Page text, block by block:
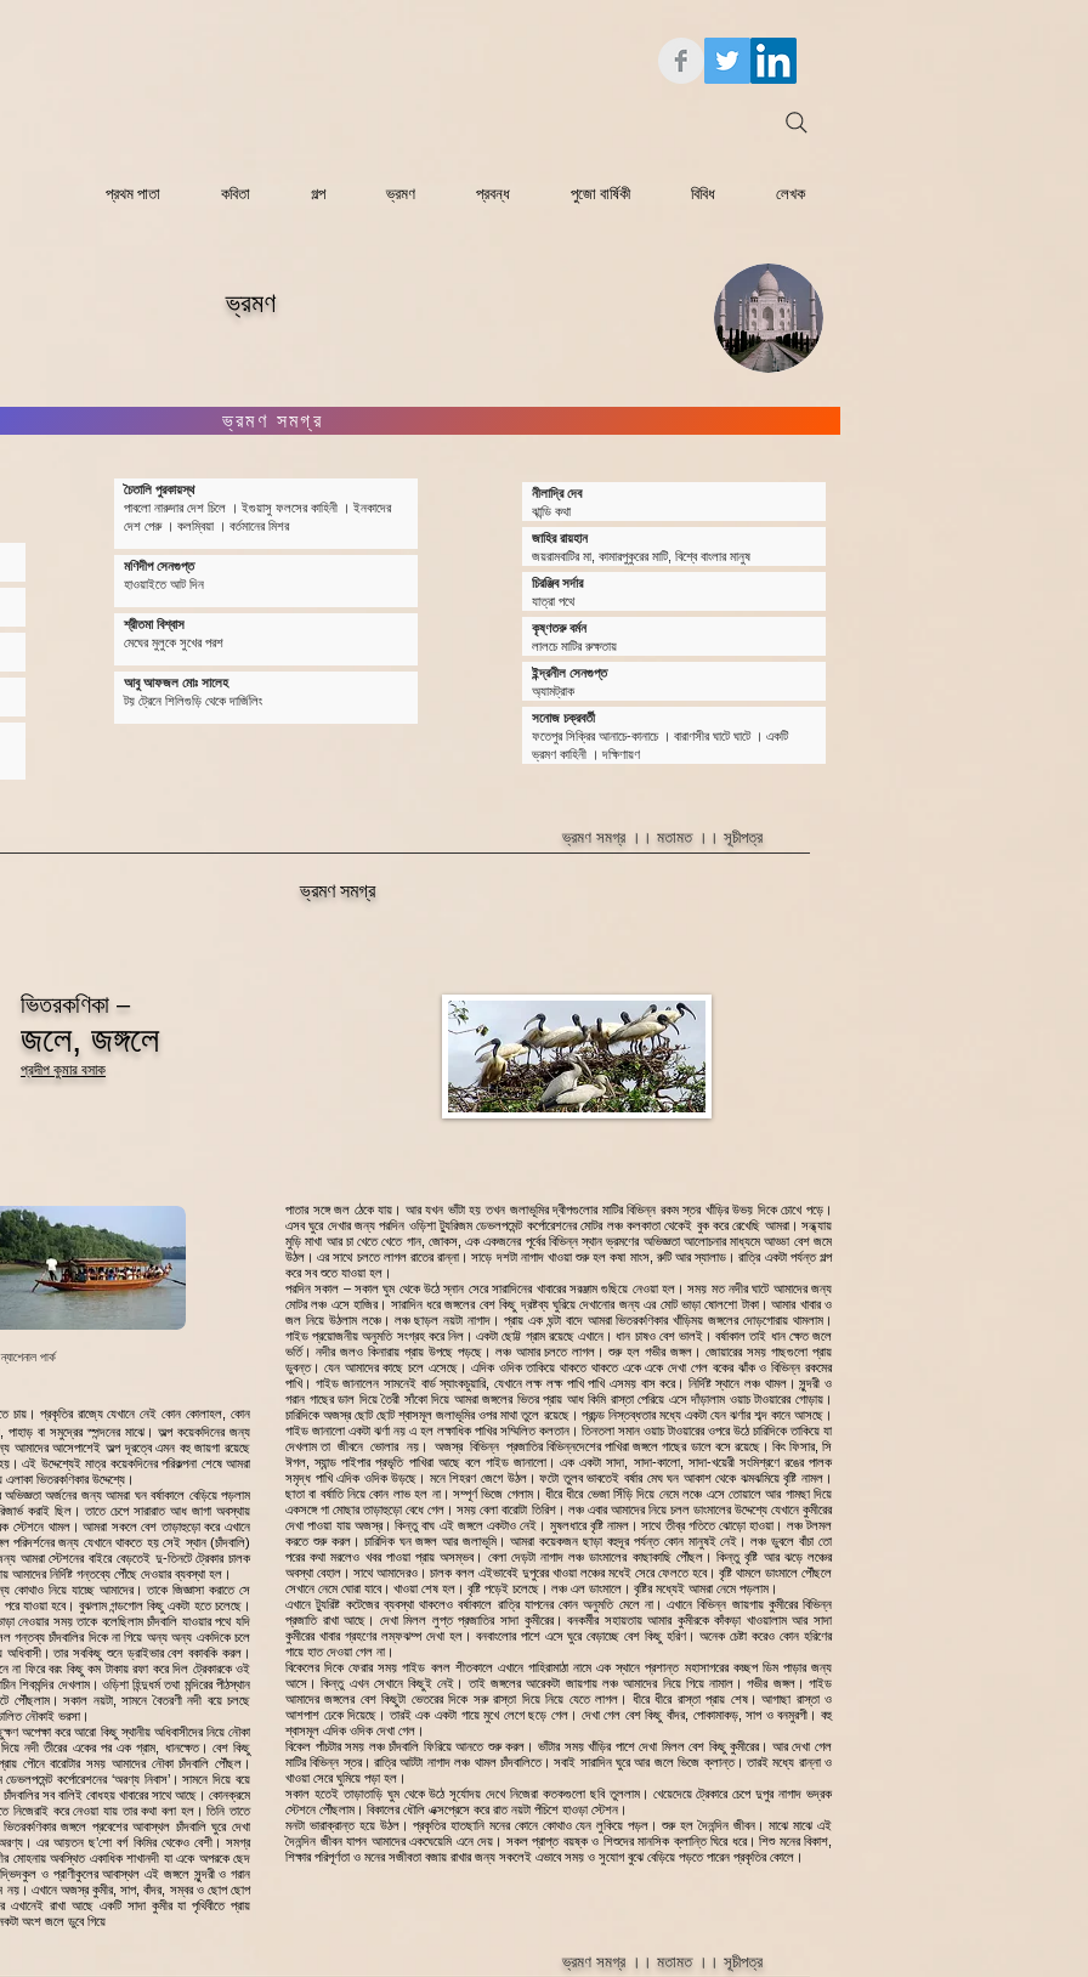
প্রথম পাতা কবিতা গল্প ভ্রমণ প্রবন্ধ পুজো বার্ষিকী বিবিধ লেখক
ভিতরকণিকা –
জলে, জঙ্গলে
প্রদীপ কুমার বসাক
পার্ক
চায়। প্রকৃতির রাজ্যে যেখানে নেই কোন কোলাহল, কোন
বা সমুদ্রের স্পন্দনের মাঝে। অল্প কয়েকদিনের জন্য
আমাদের আসেপাশেই অল্প দূরত্বে এমন বহু জায়গা রয়েছে
এই উদ্দেশ্যেই মাত্র কয়েকদিনের পরিকল্পনা শেষে আমরা
ভিতরকণিকার উদ্দেশ্যে।
অভিজ্ঞতা অর্জনের জন্য আমরা ঘন বর্ষাকালে বেড়িয়ে পড়লাম
করাই ছিল। তাতে চেপে সারারাত আধ জাগা অবস্থায়
স্টেশনে থামল। আমরা সকলে বেশ তাড়াহুড়ো করে এখানে
পরিদর্শনের জন্য যেখানে থাকতে হয় সেই স্থান (চাঁদবালি)
আমরা স্টেশনের বাইরে বেড়তেই দু-তিনটে ট্রেকার চালক
নির্দিষ্ট গন্তব্যে পৌঁছে দেওয়ার ব্যবস্থা হল।
কোথাও নিয়ে যাচ্ছে আমাদের। তাকে জিজ্ঞাসা করাতে সে
পরে যাওয়া হবে। বুঝলাম গন্ডগোল কিছু একটা হতে চলেছে।
সময় তাকে বলেছিলাম চাঁদবালি যাওয়ার পথে যদি
চাঁদবালির দিকে না গিয়ে অন্য অন্য একদিকে চলে
তার সবকিছু শুনে ড্রাইভার বেশ বকাবকি করল।
না ফিরে বরং কিছু কম টাকায় রফা করে দিল ট্রেকারকে ওই
দেখলাম। ওড়িশা হিন্দুধর্ম তথা মন্দিরের পীঠস্থান
পৌঁছলাম। সকাল নয়টা, সামনে বৈতরণী নদী বয়ে চলছে
নৌকাই ভরসা।
অপেক্ষা করে আরো কিছু স্থানীয় অধিবাসীদের নিয়ে নৌকা
নদী তীরের একের পর এক গ্রাম, ধানক্ষেত। বেশ কিছু
পৌনে বারোটার সময় আমাদের নৌকা চাঁদবালি পৌঁছল।
কর্পোরেশনের ‘অরণ্য নিবাস’। সামনে দিয়ে বয়ে
সব বালিই বোধহয় খাবারের সাথে আছে। কোনক্রমে
নিজেরাই করে নেওয়া যায় তার কথা বলা হল। তিনি তাতে
জঙ্গলে প্রবেশের আবাস্থল চাঁদবালি ঘুরে দেখা
অরণ্য। এর আয়তন ছ’শো বর্গ কিমির থেকেও বেশী। সমগ্র
মোহনায় অবস্থিত একাধিক শাখানদী যা একে অপরকে ছেদ
ও প্রাণীকুলের আবাস্থল এই জঙ্গলে সুন্দরী ও গরান
নয়। এখানে অজস্র কুমীর, সাপ, বাঁদর, সম্বর ও ছোপ ছোপ
রাখা আছে একটি সাদা কুমীর যা পৃথিবীতে প্রায়
অংশ জলে ডুবে গিয়ে
পাতার সঙ্গে জল ঠেকে যায়। আর যখন ভাঁটা হয় তখন জলাভূমির দ্বীপগুলোর মাটির বিভিন্ন রকম স্তর খাঁড়ির উভয় দিকে চোখে পড়ে।
এসব ঘুরে দেখার জন্য পরদিন ওড়িশা ট্যুরিজম ডেভলপমেন্ট কর্পোরেশনের মোটর লঞ্চ কলকাতা থেকেই বুক করে রেখেছি আমরা। সন্ধ্যায়
মুড়ি মাখা আর চা খেতে খেতে গান, জোকস, এক একজনের পূর্বের বিভিন্ন স্থান ভ্রমণের অভিজ্ঞতা আলোচনার মাধ্যমে আড্ডা বেশ জমে
উঠল। এর সাথে চলতে লাগল রাতের রান্না। সাড়ে দশটা নাগাদ খাওয়া শুরু হল কষা মাংস, রুটি আর স্যালাড। রাত্রি একটা পর্যন্ত গল্প
করে সব শুতে যাওয়া হল।
পরদিন সকাল – সকাল ঘুম থেকে উঠে স্নান সেরে সারাদিনের খাবারের সরঞ্জাম গুছিয়ে নেওয়া হল। সময় মত নদীর ঘাটে আমাদের জন্য
মোটর লঞ্চ এসে হাজির। সারাদিন ধরে জঙ্গলের বেশ কিছু দ্রষ্টব্য ঘুরিয়ে দেখানোর জন্য এর মোট ভাড়া ষোলশো টাকা। আমার খাবার ও
জল নিয়ে উঠলাম লঞ্চে। লঞ্চ ছাড়ল নয়টা নাগাদ। প্রায় এক ঘন্টা বাদে আমরা ভিতরকণিকার খাঁড়িময় জঙ্গলের দোড়গোরায় থামলাম।
গাইড প্রয়োজনীয় অনুমতি সংগ্রহ করে নিল। একটা ছোট্ট গ্রাম রয়েছে এখানে। ধান চাষও বেশ ভালই। বর্ষাকাল তাই ধান ক্ষেত জলে
ভর্তি। নদীর জলও কিনারায় প্রায় উপছে পড়ছে। লঞ্চ আমার চলতে লাগল। শুরু হল গভীর জঙ্গল। জোয়ারের সময় গাছগুলো প্রায়
ডুবন্ত। যেন আমাদের কাছে চলে এসেছে। এদিক ওদিক তাকিয়ে থাকতে থাকতে একে একে দেখা গেল বকের ঝাঁক ও বিভিন্ন রকমের
পাখি। গাইড জানালেন সামনেই বার্ড স্যাংকচুয়ারি, যেখানে লক্ষ লক্ষ পাখি পাখি এসময় বাস করে। নির্দিষ্ট স্থানে লঞ্চ থামল। সুন্দরী ও
গরান গাছের ডাল দিয়ে তৈরী সাঁকো দিয়ে আমরা জঙ্গলের ভিতর প্রায় আধ কিমি রাস্তা পেরিয়ে এসে দাঁড়ালাম ওয়াচ টাওয়ারের গোড়ায়।
চারিদিকে অজস্র ছোট ছোট শ্বাসমূল জলাভূমির ওপর মাথা তুলে রয়েছে। প্রচন্ড নিস্তব্ধতার মধ্যে একটা যেন ঝর্ণার শব্দ কানে আসছে।
গাইড জানালো একটা ঝর্ণা নয় এ হল লক্ষাধিক পাখির সম্মিলিত কলতান। তিনতলা সমান ওয়াচ টাওয়ারের ওপরে উঠে চারিদিকে তাকিয়ে যা
দেখলাম তা জীবনে ভোলার নয়। অজস্র বিভিন্ন প্রজাতির বিভিন্নদেশের পাখিরা জঙ্গলে গাছের ডালে বসে রয়েছে। কিং ফিসার, সি
ঈগল, স্যান্ড পাইপার প্রভৃতি পাখিরা আছে বলে গাইড জানালো। এক একটা সাদা, সাদা-কালো, সাদা-খয়েরী সংমিশ্রণে রঙের পালক
সমৃদ্ধ পাখি এদিক ওদিক উড়ছে। মনে শিহরণ জেগে উঠল। ফটো তুলব ভাবতেই বর্ষার মেঘ ঘন আকাশ থেকে ঝমঝমিয়ে বৃষ্টি নামল।
ছাতা বা বর্ষাতি নিয়ে কোন লাভ হল না। সম্পূর্ণ ভিজে গেলাম। ধীরে ধীরে ভেজা সিঁড়ি দিয়ে নেমে লঞ্চে এসে তোয়ালে আর গামছা দিয়ে
একসঙ্গে গা মোছার তাড়াহুড়ো বেধে গেল। সময় বেলা বারোটা তিরিশ। লঞ্চ এবার আমাদের নিয়ে চলল ডাংমালের উদ্দেশ্যে যেখানে কুমীরের
দেখা পাওয়া যায় অজস্র। কিন্তু বাঘ এই জঙ্গলে একটাও নেই। মুষলধারে বৃষ্টি নামল। সাথে তীব্র গতিতে ঝোড়ো হাওয়া। লঞ্চ টলমল
করতে শুরু করল। চারিদিক ঘন জঙ্গল আর জলাভূমি। আমরা কয়েকজন ছাড়া বহুদূর পর্যন্ত কোন মানুষই নেই। লঞ্চ ডুবলে বাঁচা তো
পরের কথা মরলেও খবর পাওয়া প্রায় অসম্ভব। বেলা দেড়টা নাগাদ লঞ্চ ডাংমালের কাছাকাছি পৌঁছল। কিন্তু বৃষ্টি আর ঝড়ে লঞ্চের
অবস্থা বেহাল। সাথে আমাদেরও। চালক বলল এইভাবেই দুপুরের খাওয়া লঞ্চের মধেই সেরে ফেলতে হবে। বৃষ্টি থামলে ডাংমালে পৌঁছলে
সেখানে নেমে ঘোরা যাবে। খাওয়া শেষ হল। বৃষ্টি পড়েই চলেছে। লঞ্চ এল ডাংমালে। বৃষ্টির মধ্যেই আমরা নেমে পড়লাম।
এখানে ট্যুরিষ্ট কটেজের ব্যবস্থা থাকলেও বর্ষাকালে রাত্রি যাপনের কোন অনুমতি মেলে না। এখানে বিভিন্ন জায়গায় কুমীরের বিভিন্ন
প্রজাতি রাখা আছে। দেখা মিলল লুপ্ত প্রজাতির সাদা কুমীরের। বনকর্মীর সহায়তায় আমার কুমীরকে কাঁকড়া খাওয়ালাম আর সাদা
কুমীরের খাবার গ্রহণের লম্ফঝম্প দেখা হল। বনবাংলোর পাশে এসে ঘুরে বেড়াচ্ছে বেশ কিছু হরিণ। অনেক চেষ্টা করেও কোন হরিণের
গায়ে হাত দেওয়া গেল না।
বিকেলের দিকে ফেরার সময় গাইড বলল শীতকালে এখানে গাহিরামাঠা নামে এক স্থানে প্রশান্ত মহাসাগরের কচ্ছপ ডিম পাড়ার জন্য
আসে। কিন্তু এখন সেখানে কিছুই নেই। তাই জঙ্গলের আরেকটা জায়গায় লঞ্চ আমাদের নিয়ে গিয়ে নামাল। গভীর জঙ্গল। গাইড
আমাদের জঙ্গলের বেশ কিছুটা ভেতরের দিকে সরু রাস্তা দিয়ে নিয়ে যেতে লাগল। ধীরে ধীরে রাস্তা প্রায় শেষ। আগাছা রাস্তা ও
আশপাশ ঢেকে দিয়েছে। তারই এক একটা গায়ে মুখে লেগে ছড়ে গেল। দেখা গেল বেশ কিছু বাঁদর, পোকামাকড়, সাপ ও বনমুরগী। বহু
শ্বাসমূল এদিক ওদিক দেখা গেল।
বিকেল পাঁচটার সময় লঞ্চ চাঁদবালি ফিরিয়ে আনতে শুরু করল। ভাঁটার সময় খাঁড়ির পাশে দেখা মিলল বেশ কিছু কুমীরের। আর দেখা গেল
মাটির বিভিন্ন স্তর। রাত্রি আটটা নাগাদ লঞ্চ থামল চাঁদবালিতে। সবাই সারাদিন ঘুরে আর জলে ভিজে ক্লান্ত। তারই মধ্যে রান্না ও
খাওয়া সেরে ঘুমিয়ে পড়া হল।
সকাল হতেই তাড়াতাড়ি ঘুম থেকে উঠে সূর্যোদয় দেখে নিজেরা কতকগুলো ছবি তুললাম। খেয়েদেয়ে ট্রেকারে চেপে দুপুর নাগাদ ভদ্রক
স্টেশনে পৌঁছলাম। বিকালের ধৌলি এক্সপ্রেসে করে রাত নয়টা পঁচিশে হাওড়া স্টেশন।
মনটা ভারাক্রান্ত হয়ে উঠল। প্রকৃতির হাতছানি মনের কোনে কোথাও যেন লুকিয়ে পড়ল। শুরু হল দৈনন্দিন জীবন। মাঝে মাঝে এই
দৈনন্দিন জীবন যাপন আমাদের একঘেয়েমি এনে দেয়। সকল প্রাপ্ত বয়ষ্ক ও শিশুদের মানসিক ক্লান্তি ঘিরে ধরে। শিশু মনের বিকাশ,
শিক্ষার পরিপূর্ণতা ও মনের সজীবতা বজায় রাখার জন্য সকলেই এভাবে সময় ও সুযোগ বুঝে বেড়িয়ে পড়তে পারেন প্রকৃতির কোলে।
ভ্রমণ সমগ্র
চৈতালি পুরকায়স্থ
পাবলো নারুদার দেশ চিলে। ইগুয়াসু ফলসের কাহিনী। ইনকাদের
দেশ পেরু। কলম্বিয়া। বর্তমানের মিশর
মণিদীপ সেনগুপ্ত
হাওয়াইতে আট দিন
শ্রীতমা বিশ্বাস
মেঘের মুলুকে সুখের পরশ
আবু আফজল মোঃ সালেহ
টয় ট্রেনে শিলিগুড়ি থেকে দার্জিলিং
নীলাদ্রি দেব
ঝান্ডি কথা
জাহির রায়হান
জয়রামবাটির মা, কামারপুকুরের মাটি, বিশ্বে বাংলার মানুষ
চিরঞ্জিব সর্দার
যাত্রা পথে
কৃষ্ণতরু বর্মন
লালচে মাটির রুক্ষতায়
ইন্দ্রনীল সেনগুপ্ত
অ্যামট্রাক
সনোজ চক্রবর্তী
ফতেপুর সিক্রির আনাচে-কানাচে। বারাণসীর ঘাটে ঘাটে। একটি
ভ্রমণ কাহিনী। দক্ষিণায়ণ
ভ্রমণ সমগ্র ।। মতামত।। সূচীপত্র
ভ্রমণ সমগ্র
ভ্রমণ
ভ্রমণ সমগ্র ।। মতামত।। সূচীপত্র